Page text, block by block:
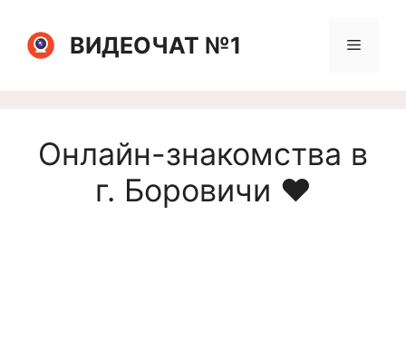
содержимомуВИДЕОЧАТ №1 Меню
Онлайн-знакомства в
г. Боровичи ❤️